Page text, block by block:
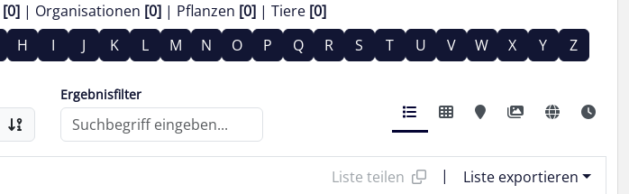
[0] Organisationen [0] Pflanzen [0] Tiere [0]
H I J K L M N O P Q R S T U V W X Y Z
Ergebnisfilter
Liste teilen | Liste exportieren